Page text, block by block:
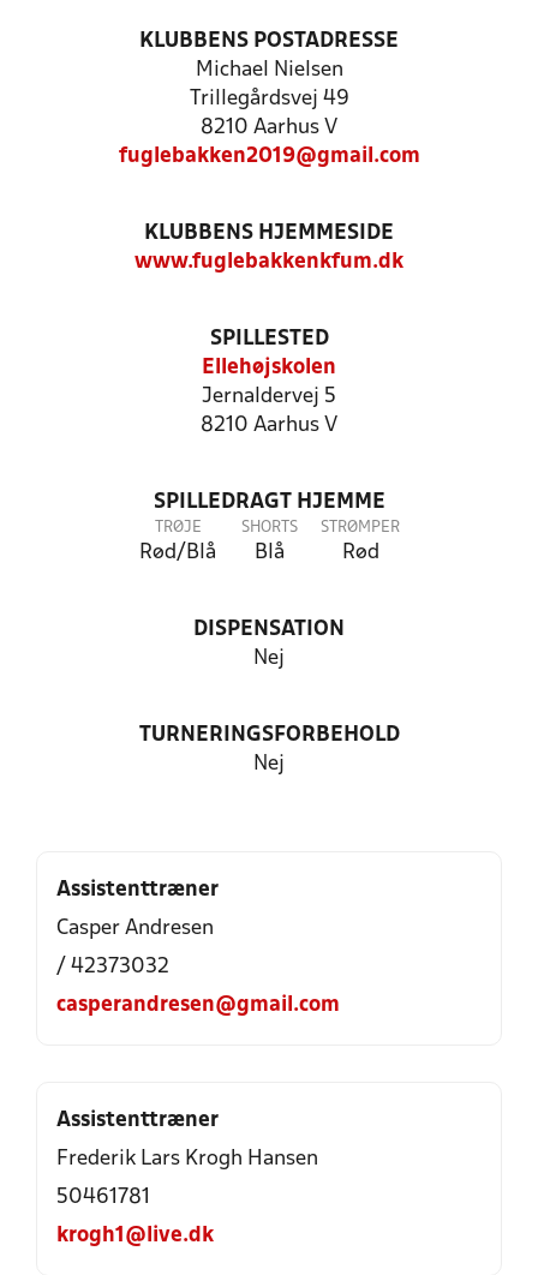
KLUBBENS POSTADRESSE
Michael Nielsen
Trillegårdsvej 49
8210 Aarhus V
fuglebakken2019@gmail.com
KLUBBENS HJEMMESIDE
www.fuglebakkenkfum.dk
SPILLESTED
Ellehøjskolen
Jernaldervej 5
8210 Aarhus V
SPILLEDRAGT HJEMME
TRØJE
Rød/Blå
SHORTS
Blå
STRØMPER
Rød
DISPENSATION
Nej
TURNERINGSFORBEHOLD
Nej
Assistenttræner
Casper Andresen
/ 42373032
casperandresen@gmail.com
Assistenttræner
Frederik Lars Krogh Hansen
50461781
krogh1@live.dk